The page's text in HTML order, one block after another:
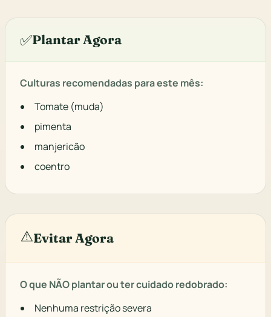
✅Plantar Agora
Culturas recomendadas para este mês:
Tomate (muda)
pimenta
manjericão
coentro
⚠️Evitar Agora
O que NÃO plantar ou ter cuidado redobrado:
Nenhuma restrição severa